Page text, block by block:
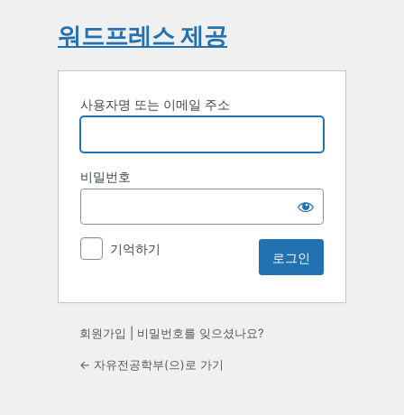
워드프레스 제공
사용자명 또는 이메일 주소
비밀번호
기억하기
회원가입 비밀번호를 잊으셨나요?
← 자유전공학부(으)로 가기